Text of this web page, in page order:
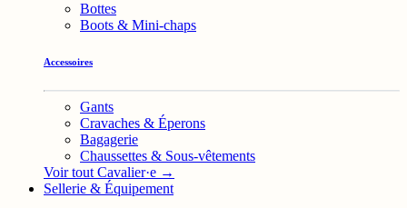
Bottes
Boots & Mini-chaps
Accessoires
Gants
Cravaches & Éperons
Bagagerie
Chaussettes & Sous-vêtements
Voir tout Cavalier·e →
Sellerie & Équipement